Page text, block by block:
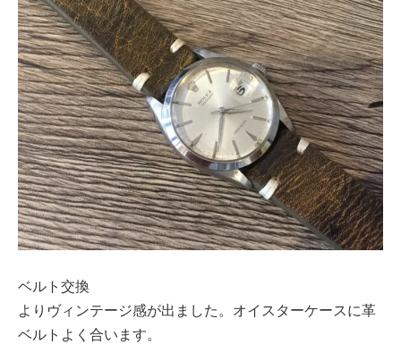
ベルト交換
よりヴィンテージ感が出ました。オイスターケースに革
ベルトよく合います。